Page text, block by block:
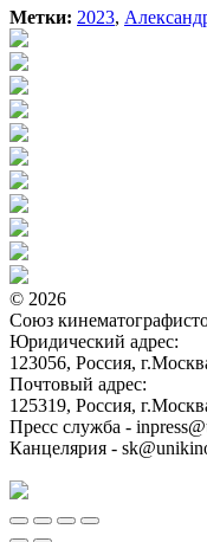
Метки: 2023,
© 2026
Союз
Юридический адрес:
123056, Россия,
Почтовый адрес:
125319, Россия,
Пресс служба -
Канцелярия -